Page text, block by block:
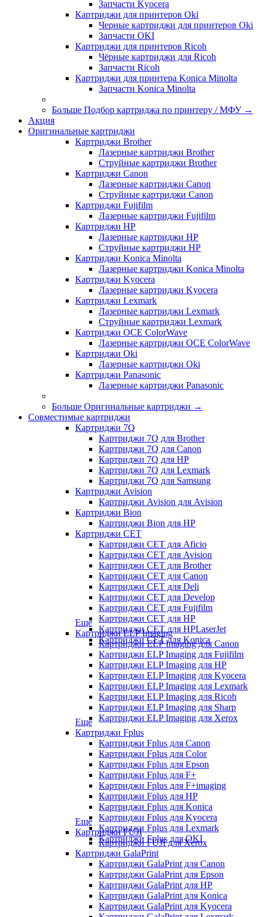
Запчасти Kyocera
Картриджи для принтеров Oki
Черные картриджи для принтеров Oki
Запчасти OKI
Картриджи для принтеров Ricoh
Чёрные картриджи для Ricoh
Запчасти Ricoh
Картриджи для принтера Konica Minolta
Запчасти Koniсa Minolta
Больше Подбор картриджа по принтеру / МФУ →
Акция
Оригинальные картриджи
Картриджи Brother
Лазерные картриджи Brother
Струйные картриджи Brother
Картриджи Canon
Лазерные картриджи Canon
Струйные картриджи Canon
Картриджи Fujifilm
Лазерные картриджи Fujifilm
Картриджи HP
Лазерные картриджи HP
Струйные картриджи HP
Картриджи Konica Minolta
Лазерные картриджи Konica Minolta
Картриджи Kyocera
Лазерные картриджи Kyocera
Картриджи Lexmark
Лазерные картриджи Lexmark
Струйные картриджи Lexmark
Картриджи OCE ColorWave
Лазерные картриджи OCE ColorWave
Картриджи Oki
Лазерные картриджи Oki
Картриджи Panasonic
Лазерные картриджи Panasonic
Больше Оригинальные картриджи →
Совместимые картриджи
Картриджи 7Q
Картриджи 7Q для Brother
Картриджи 7Q для Canon
Картриджи 7Q для HP
Картриджи 7Q для Lexmark
Картриджи 7Q для Samsung
Картриджи Avision
Картриджи Avision для Avision
Картриджи Bion
Картриджи Bion для HP
Картриджи CET
Картриджи CET для Aficio
Картриджи CET для Avision
Картриджи CET для Brother
Картриджи CET для Canon
Картриджи CET для Deli
Картриджи CET для Develop
Картриджи CET для Fujifilm
Картриджи CET для HP
Картриджи CET для HPLaserJet
Картриджи CET для Konica
Еще
Картриджи ELP Imaging
Картриджи ELP Imaging для Canon
Картриджи ELP Imaging для Fujifilm
Картриджи ELP Imaging для HP
Картриджи ELP Imaging для Kyocera
Картриджи ELP Imaging для Lexmark
Картриджи ELP Imaging для Ricoh
Картриджи ELP Imaging для Sharp
Картриджи ELP Imaging для Xerox
Еще
Картриджи Fplus
Картриджи Fplus для Canon
Картриджи Fplus для Color
Картриджи Fplus для Epson
Картриджи Fplus для F+
Картриджи Fplus для F+imaging
Картриджи Fplus для HP
Картриджи Fplus для Konica
Картриджи Fplus для Kyocera
Картриджи Fplus для Lexmark
Картриджи Fplus для OKI
Еще
Картриджи FUJI
Картриджи FUJI для Xerox
Картриджи GalaPrint
Картриджи GalaPrint для Canon
Картриджи GalaPrint для Epson
Картриджи GalaPrint для HP
Картриджи GalaPrint для Konica
Картриджи GalaPrint для Kyocera